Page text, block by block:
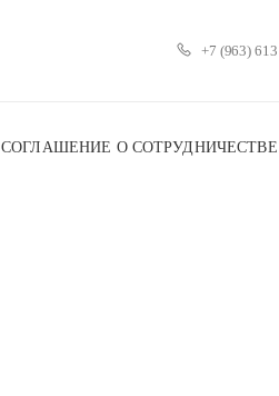
+7 (963)
СОГЛАШЕНИЕ О СОТРУДНИЧЕСТВЕ